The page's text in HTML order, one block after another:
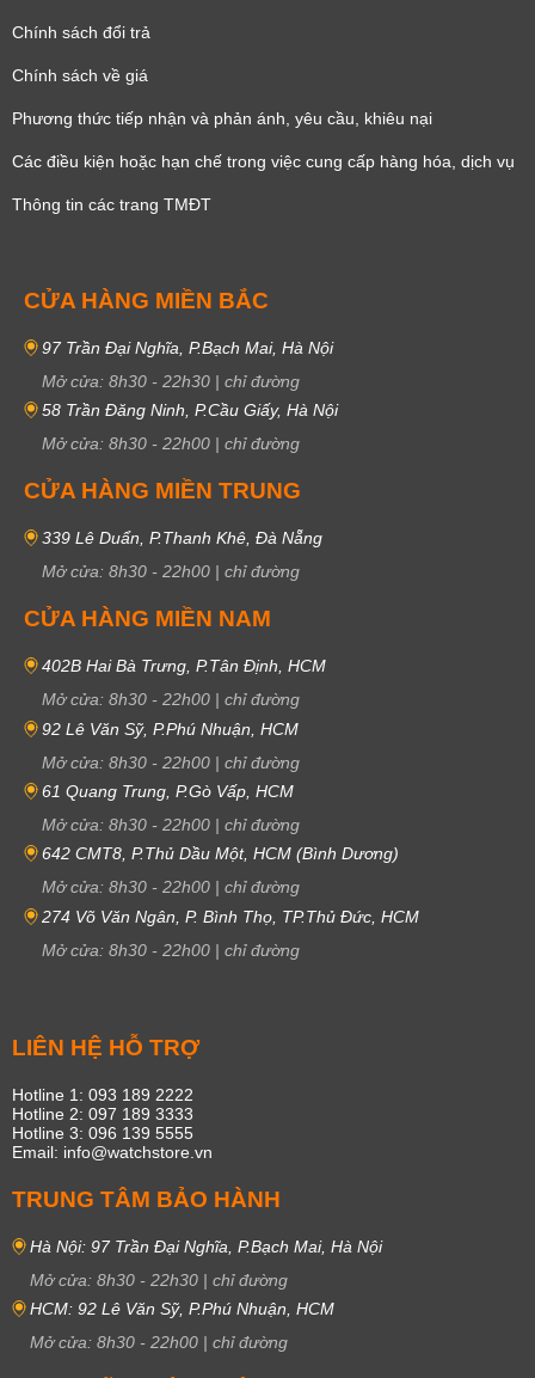
Chính sách đổi trả
Chính sách về giá
Phương thức tiếp nhận và phản ánh, yêu cầu, khiêu nại
Các điều kiện hoặc hạn chế trong việc cung cấp hàng hóa, dịch vụ
Thông tin các trang TMĐT
CỬA HÀNG MIỀN BẮC
97 Trần Đại Nghĩa, P.Bạch Mai, Hà Nội
Mở cửa: 8h30 - 22h30 | chỉ đường
58 Trần Đăng Ninh, P.Cầu Giấy, Hà Nội
Mở cửa: 8h30 - 22h00 | chỉ đường
CỬA HÀNG MIỀN TRUNG
339 Lê Duẩn, P.Thanh Khê, Đà Nẵng
Mở cửa: 8h30 - 22h00 | chỉ đường
CỬA HÀNG MIỀN NAM
402B Hai Bà Trưng, P.Tân Định, HCM
Mở cửa: 8h30 - 22h00 | chỉ đường
92 Lê Văn Sỹ, P.Phú Nhuận, HCM
Mở cửa: 8h30 - 22h00 | chỉ đường
61 Quang Trung, P.Gò Vấp, HCM
Mở cửa: 8h30 - 22h00 | chỉ đường
642 CMT8, P.Thủ Dầu Một, HCM (Bình Dương)
Mở cửa: 8h30 - 22h00 | chỉ đường
274 Võ Văn Ngân, P. Bình Thọ, TP.Thủ Đức, HCM
Mở cửa: 8h30 - 22h00 | chỉ đường
LIÊN HỆ HỖ TRỢ
Hotline 1: 093 189 2222
Hotline 2: 097 189 3333
Hotline 3: 096 139 5555
Email: info@watchstore.vn
TRUNG TÂM BẢO HÀNH
Hà Nội: 97 Trần Đại Nghĩa, P.Bạch Mai, Hà Nội
Mở cửa: 8h30 - 22h30 | chỉ đường
HCM: 92 Lê Văn Sỹ, P.Phú Nhuận, HCM
Mở cửa: 8h30 - 22h00 | chỉ đường